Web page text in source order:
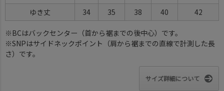
ゆき丈
34 35 38 40 42
※BCはバックセンター（首から裾までの後中心）です。
※SNPはサイドネックポイント（肩から裾までの直線で計測した長
さ）です。
サイズ詳細について